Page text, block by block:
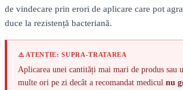
de vindecare prin erori de aplicare care pot
duce la rezistență bacteriană.
⚠️ ATENȚIE: SUPRA-TRATAREA
Aplicarea unei cantități mai mari de produs sau
multe ori pe zi decât a recomandat medicul nu